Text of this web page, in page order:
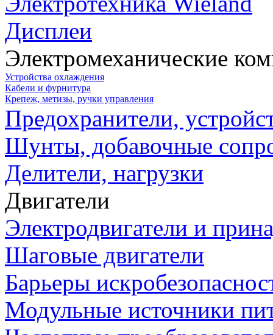
Дисплеи
Электромеханические
Устройства охлаждения
Кабели и фурнитура
Крепеж, метизы, ручки управления
Предохранители,
Шунты, добавочные
Делители, нагрузки
Двигатели
Электродвигатели и
Шаговые двигатели
Барьеры
Модульные источники